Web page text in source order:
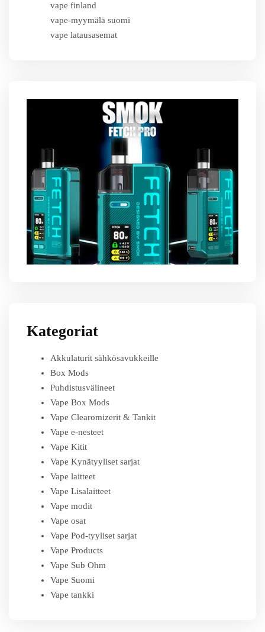
vape finland
vape-myymälä suomi
vape latausasemat
Kategoriat
Akkulaturit sähkösavukkeille
Box Mods
Puhdistusvälineet
Vape Box Mods
Vape Clearomizerit & Tankit
Vape e-nesteet
Vape Kitit
Vape Kynätyyliset sarjat
Vape laitteet
Vape Lisalaitteet
Vape modit
Vape osat
Vape Pod-tyyliset sarjat
Vape Products
Vape Sub Ohm
Vape Suomi
Vape tankki